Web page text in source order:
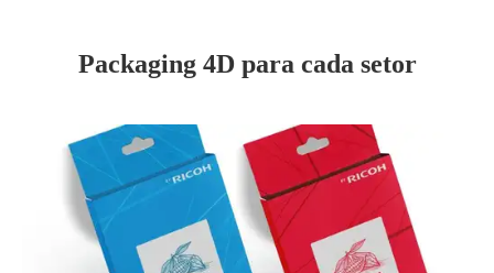
Packaging 4D para cada setor